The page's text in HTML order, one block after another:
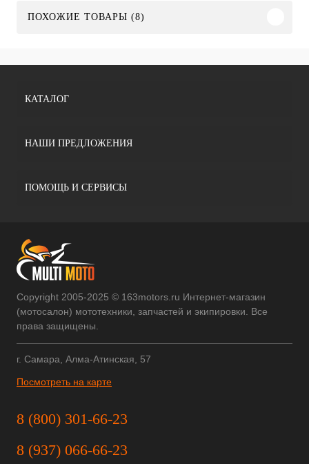
ПОХОЖИЕ ТОВАРЫ (8)
КАТАЛОГ
НАШИ ПРЕДЛОЖЕНИЯ
ПОМОЩЬ И СЕРВИСЫ
Copyright 2005-2025 © 163motors.ru Интернет-магазин
(мотосалон) мототехники, запчастей и экипировки. Все
права защищены.
г. Самара, Алма-Атинская, 57
Посмотреть на карте
8 (800) 301-66-23
8 (937) 066-66-23